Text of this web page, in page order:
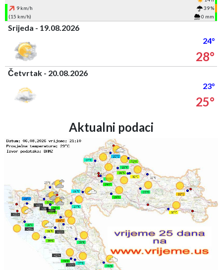
9 km/h
39 %
(15 km/h)
0 mm
Srijeda - 19.08.2026
24°
28°
Četvrtak - 20.08.2026
23°
25°
Aktualni podaci